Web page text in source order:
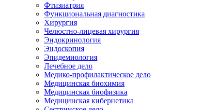
Фтизиатрия
Функциональная диагностика
Хирургия
Челюстно-лицевая хирургия
Эндокринология
Эндоскопия
Эпидемиология
Лечебное дело
Медико-профилактическое дело
Медицинская биохимия
Медицинская биофизика
Медицинская кибернетика